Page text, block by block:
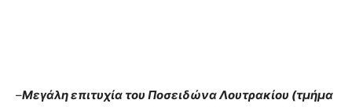
–Μεγάλη επιτυχία του Ποσειδώνα Λουτρακίου (τμήμα